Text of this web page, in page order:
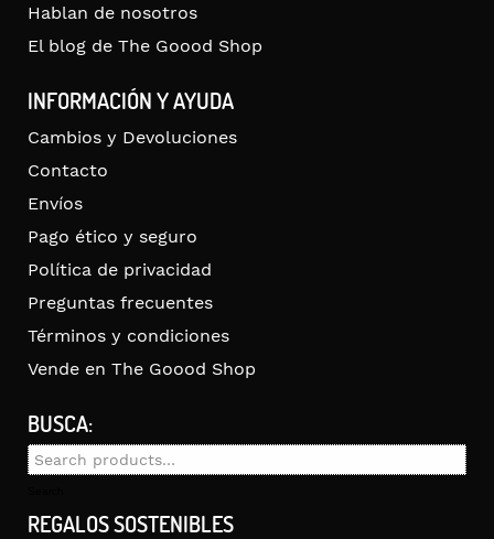
Hablan de nosotros
El blog de The Goood Shop
INFORMACIÓN Y AYUDA
Cambios y Devoluciones
Contacto
Envíos
Pago ético y seguro
Política de privacidad
Preguntas frecuentes
Términos y condiciones
Vende en The Goood Shop
BUSCA:
Search
REGALOS SOSTENIBLES